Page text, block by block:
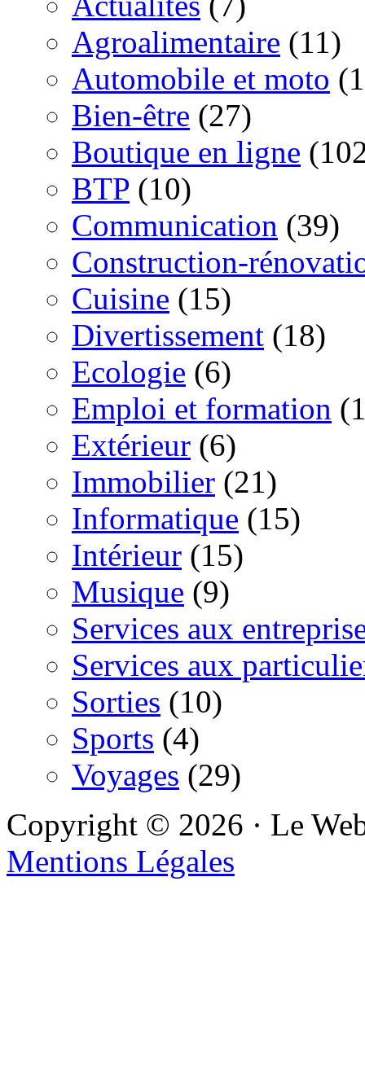
Agroalimentaire (11)
Automobile et moto
Bien-être (27)
Boutique en ligne
BTP (10)
Communication (39)
Construction-
Cuisine (15)
Divertissement (18)
Ecologie (6)
Emploi et formation
Extérieur (6)
Immobilier (21)
Informatique (15)
Intérieur (15)
Musique (9)
Services aux
Services aux
Sorties (10)
Sports (4)
Voyages (29)
Copyright © 2026 · Le
Mentions Légales